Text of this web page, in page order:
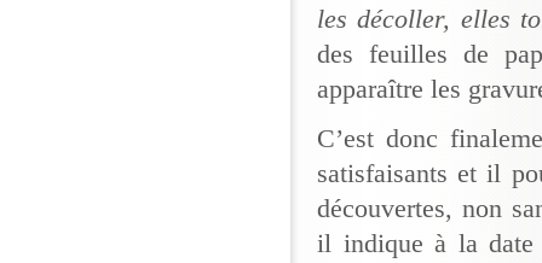
les décoller, elles
des feuilles de
apparaître les
C’est donc
satisfaisants et il
découvertes, non
il indique à la